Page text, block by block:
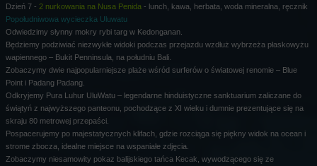
Dzień 7 - 2 nurkowania na Nusa Penida - lunch, kawa, herbata, woda mineralna, ręcznik
Popołudniwowa wycieczka Uluwatu
Odwiedzimy słynny mokry rybi targ w Kedonganan.
Będziemy podziwiać niezwykłe widoki podczas przejazdu wzdłuż wybrzeża płaskowyżu
wapiennego – Bukit Penninsula, na południu Bali.
Zobaczymy dwie najpopularniejsze plaże wśród surferów o światowej renomie – Blue
Point i Padang Padang.
Odkryjemy Pura Luhur UluWatu – legendarne hinduistyczne sanktuarium zaliczane do
świątyń z najwyższego panteonu, pochodzące z XI wieku i dumnie prezentujące się na
skraju 80 metrowej przepaści.
Pospacerujemy po majestatycznych klifach, gdzie rozciąga się piękny widok na ocean i
strome zbocza, idealne miejsce na wspaniałe zdjęcia.
Zobaczymy niesamowity pokaz balijskiego tańca Kecak, wywodzącego się ze